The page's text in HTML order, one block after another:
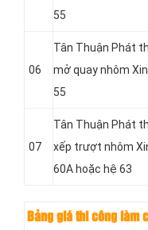
55
06
Tân Thuận Phát
mở quay nhôm
55
07
Tân Thuận Phát
xếp trượt nhôm
60A hoặc hệ 63
Bảng giá thi công làm